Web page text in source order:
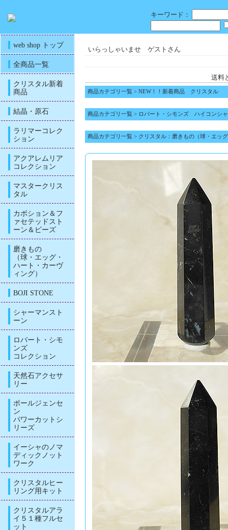
キーワード：
web shop トップ
全商品一覧
クリスタル新着
商品
結晶・原石
ラリマーコレク
ション
アクアレムリア
コレクション
マスタークリス
タル
カボション＆フ
ァセテッドスト
ーン＆ビーズ
磨きもの
（球・エッグ・
ハート・カーヴ
ィング）
BOJI STONE
シャーマンスト
ーン
ロバート・シモ
ンズ
コレクション
天然石アクセサ
リー
ポールジェンセ
ン
パワーカットシ
リーズ
イーシャのノマ
ディックノット
ワーク
クリスタルヒー
リング用キット
クリスタルアラ
イ５１種フルセ
ット
いらっしゃいませ ゲストさん
送料
商品カテゴリ一覧 > NEW！！新着商品 クリスタル
商品カテゴリ一覧 > ロバート・シモンズ ハイコンシ
商品カテゴリ一覧 > クリスタル：磨きもの（球・エッ